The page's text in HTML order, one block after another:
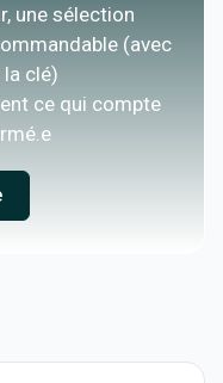
une sélection
(avec
clé)
ce qui compte